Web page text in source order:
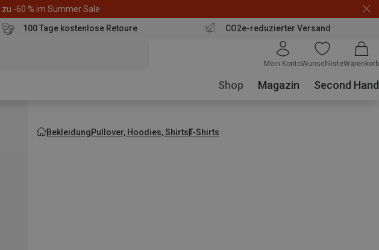
-60 % im Summer Sale
100 Tage kostenlose Retoure CO2e-reduzierter Versand
Mein KontoWunschlisteWarenkorb
Shop Magazin Second Hand
BekleidungPullover, Hoodies, ShirtsT-Shirts